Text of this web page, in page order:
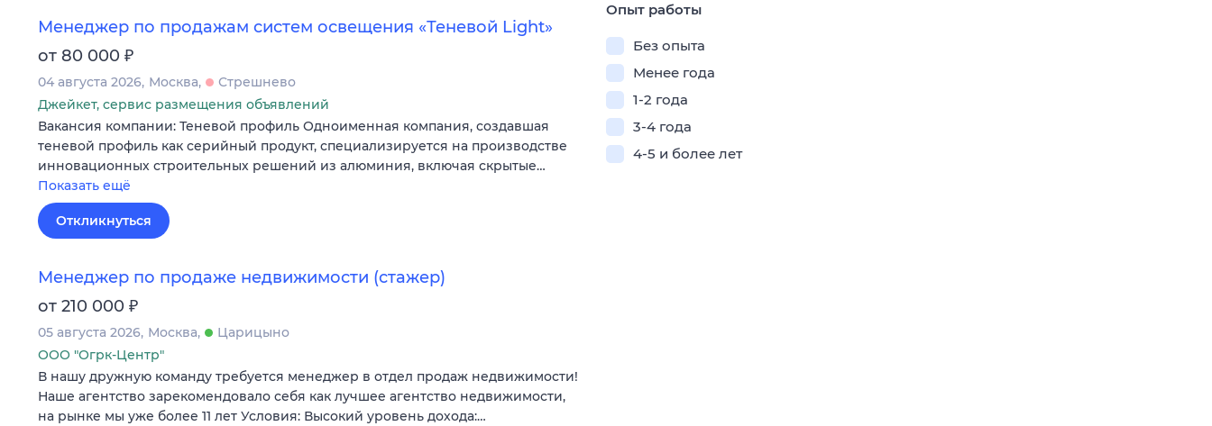
Менеджер по продажам систем освещения «Теневой Light»
от 80 000 ₽
04 августа 2026 Москва
Стрешнево
Джейкет, сервис размещения объявлений
Вакансия компании: Теневой профиль Одноименная компания, создавшая
теневой профиль как серийный продукт, специализируется на производстве
инновационных строительных решений из алюминия, включая скрытые…
Показать ещё
Откликнуться
Менеджер по продаже недвижимости (стажер)
от 210 000 ₽
05 августа 2026 Москва
Царицыно
ООО "Огрк-Центр"
В нашу дружную команду требуется менеджер в отдел продаж недвижимости!
Наше агентство зарекомендовало себя как лучшее агентство недвижимости,
на рынке мы уже более 11 лет Условия: Высокий уровень дохода:…
Опыт работы
Без опыта
Менее года
1-2 года
3-4 года
4-5 и более лет